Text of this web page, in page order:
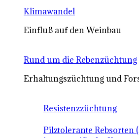
Klimawandel
Einfluß auf den Weinbau
Rund um die Rebenzüchtung
Erhaltungszüchtung und
Resistenzzüchtung
Pilztolerante Rebsorten